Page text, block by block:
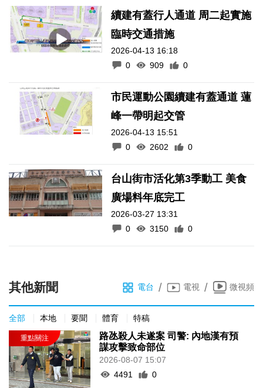
續建有蓋行人通道 周二起實施
臨時交通措施
2026-04-13 16:18
0
909 0
市民運動公園續建有蓋通道 蓮
峰一帶明起交管
2026-04-13 15:51
0
2602 0
台山街市活化第3季動工 美食
廣場料年底完工
2026-03-27 13:31
0
3150 0
其他新聞 電台 / 電視 / 微視頻
全部 本地 要聞 體育 特稿
路氹殺人未遂案 司警: 內地漢有預
謀攻擊致命部位
2026-08-07 15:07
4491
0